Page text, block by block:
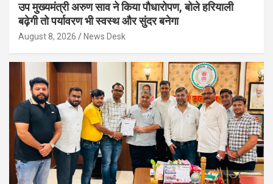
उप मुख्यमंत्री अरुण साव ने किया पौधारोपण, बोले हरियाली
बढ़ेगी तो पर्यावरण भी स्वस्थ और सुंदर बनेगा
August 8, 2026 News Desk